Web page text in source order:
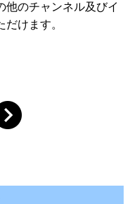
のチャンネル及びイ
けます。